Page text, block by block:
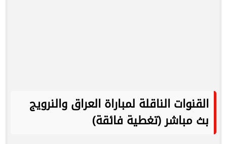
القنوات الناقلة لمباراة العراق والنرويج
بث مباشر (تغطية فائقة)